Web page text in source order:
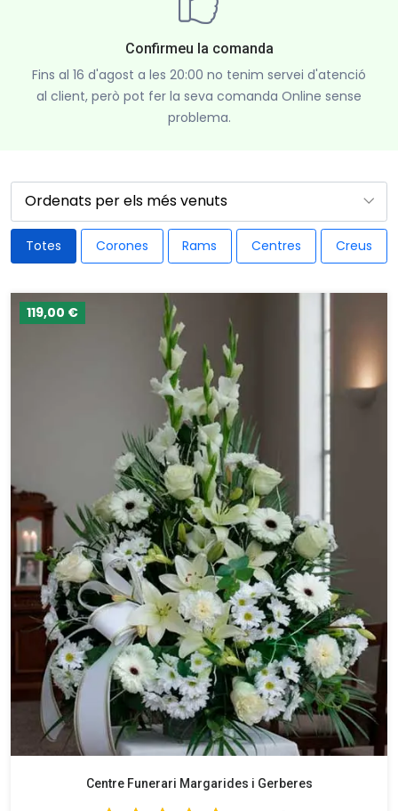
Confirmeu la comanda
Fins al 16 d'agost a les 20:00 no tenim servei d'atenció
al client, però pot fer la seva comanda Online sense
problema.
Totes Corones Rams Centres Creus
119,00 €
Centre Funerari Margarides i Gerberes